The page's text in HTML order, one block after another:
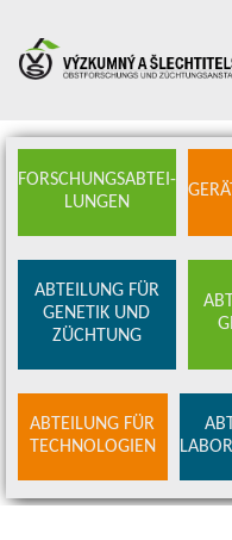
FORSCHUNGSABTEI-
LUNGEN
ABTEILUNG FÜR
GENETIK UND
ZÜCHTUNG
ABTEILUNG FÜR
TECHNOLOGIEN